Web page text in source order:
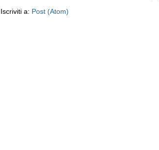
Iscriviti a: Post (Atom)